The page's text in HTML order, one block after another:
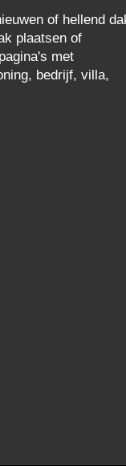
of hellend
plaatsen of
met
bedrijf, villa,